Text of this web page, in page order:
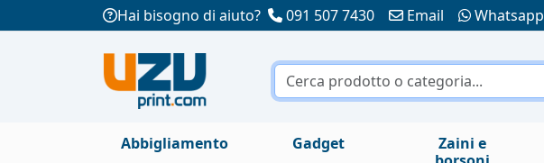
Hai bisogno di aiuto? 091 507 7430 Email Whatsapp
Abbigliamento Gadget
Zaini e